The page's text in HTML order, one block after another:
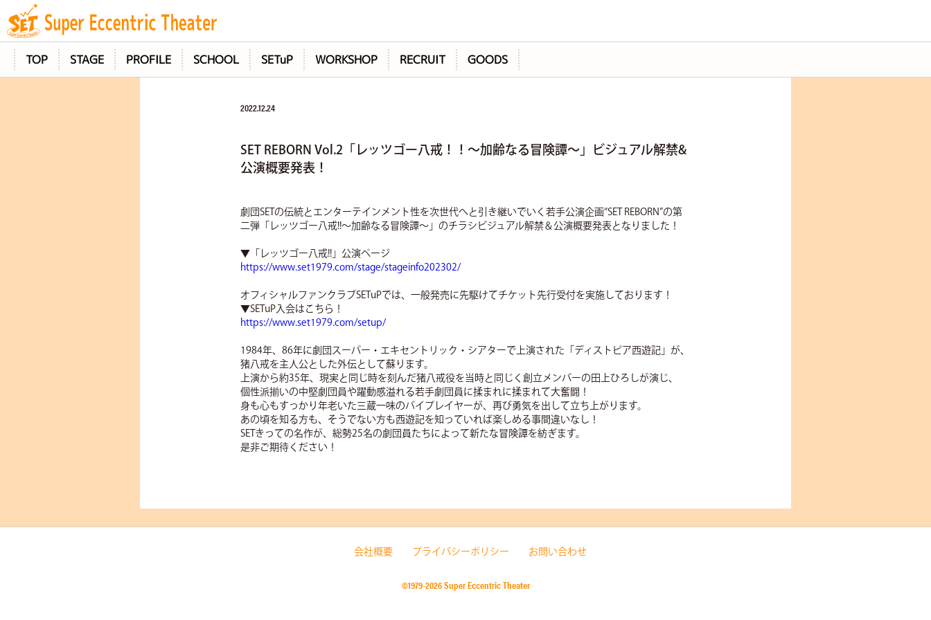
TOP STAGE PROFILE SCHOOL SETuP WORKSHOP RECRUIT GOODS
2022.12.24
SET REBORN Vol.2「レッツゴー八戒！！～加齢なる冒険譚～」ビジュアル解禁&
公演概要発表！
劇団SETの伝統とエンターテインメント性を次世代へと引き継いでいく若手公演企画“SET REBORN”の第
二弾「レッツゴー八戒!!～加齢なる冒険譚～」のチラシビジュアル解禁＆公演概要発表となりました！
▼「レッツゴー八戒!!」公演ページ
https://www.set1979.com/stage/stageinfo202302/
オフィシャルファンクラブSETuPでは、一般発売に先駆けてチケット先行受付を実施しております！
▼SETuP入会はこちら！
https://www.set1979.com/setup/
1984年、86年に劇団スーパー・エキセントリック・シアターで上演された「ディストピア西遊記」が、
猪八戒を主人公とした外伝として蘇ります。
上演から約35年、現実と同じ時を刻んだ猪八戒役を当時と同じく創立メンバーの田上ひろしが演じ、
個性派揃いの中堅劇団員や躍動感溢れる若手劇団員に揉まれに揉まれて大奮闘！
身も心もすっかり年老いた三蔵一味のバイプレイヤーが、再び勇気を出して立ち上がります。
あの頃を知る方も、そうでない方も西遊記を知っていれば楽しめる事間違いなし！
SETきっての名作が、総勢25名の劇団員たちによって新たな冒険譚を紡ぎます。
是非ご期待ください！
会社概要 プライバシーポリシー お問い合わせ
©1979-2026 Super Eccentric Theater